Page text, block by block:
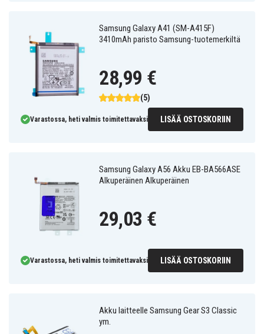
Samsung Galaxy A41 (SM-A415F)
3410mAh paristo Samsung-tuotemerkiltä
(5)
28,99 €
Varastossa, heti valmis toimitettavaksi LISÄÄ OSTOSKORIIN
Samsung Galaxy A56 Akku EB-BA566ASE
Alkuperäinen Alkuperäinen
29,03 €
Varastossa, heti valmis toimitettavaksi LISÄÄ OSTOSKORIIN
Akku laitteelle Samsung Gear S3 Classic
ym.